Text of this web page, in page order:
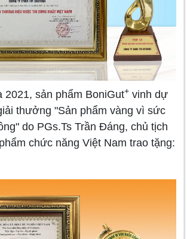
2021, sản phẩm BoniGut+ vinh dự
thưởng "Sản phẩm vàng vì sức
do PGs.Ts Trần Đáng, chủ tịch
chức năng Việt Nam trao tặng: